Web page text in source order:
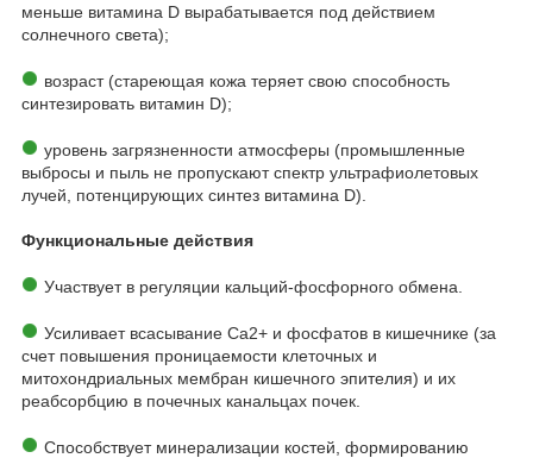
меньше витамина D вырабатывается под действием
солнечного света);
возраст (стареющая кожа теряет свою способность
синтезировать витамин D);
уровень загрязненности атмосферы (промышленные
выбросы и пыль не пропускают спектр ультрафиолетовых
лучей, потенцирующих синтез витамина D).
Функциональные действия
Участвует в регуляции кальций-фосфорного обмена.
Усиливает всасывание Ca2+ и фосфатов в кишечнике (за
счет повышения проницаемости клеточных и
митохондриальных мембран кишечного эпителия) и их
реабсорбцию в почечных канальцах почек.
Способствует минерализации костей, формированию